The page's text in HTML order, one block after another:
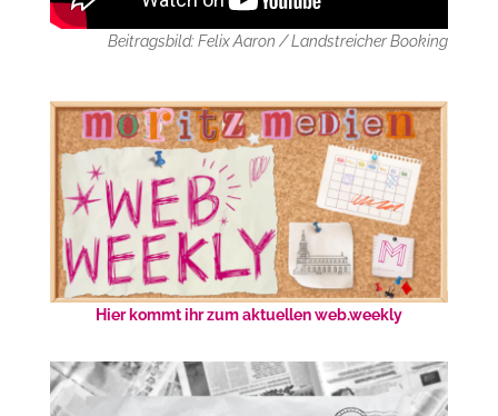
Beitragsbild: Felix Aaron / Landstreicher Booking
Hier kommt ihr zum aktuellen web.weekly